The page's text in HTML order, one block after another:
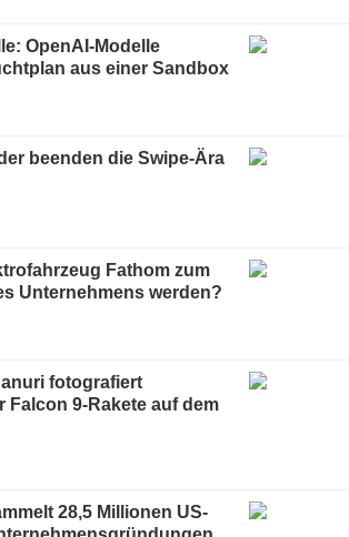
OpenAI-Modelle
aus einer Sandbox
beenden die Swipe-Ära
Fathom zum
Unternehmens werden?
fotografiert
Falcon 9-Rakete auf dem
28,5 Millionen US-